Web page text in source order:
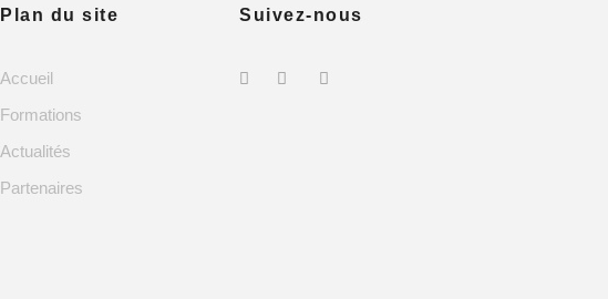
Plan du site
Accueil
Formations
Actualités
Partenaires
Suivez-nous